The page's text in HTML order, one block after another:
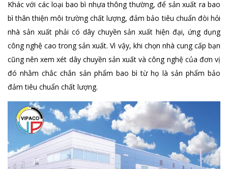
Khác với các loại bao bì nhựa thông thường, để sản xuất ra bao
bì thân thiện môi trường chất lượng, đảm bảo tiêu chuẩn đòi hỏi
nhà sản xuất phải có dây chuyền sản xuất hiện đại, ứng dụng
công nghệ cao trong sản xuất. Vì vậy, khi chọn nhà cung cấp bạn
cũng nên xem xét dây chuyền sản xuất và công nghệ của đơn vị
đó nhằm chắc chắn sản phẩm bao bì từ họ là sản phẩm bảo
đảm tiêu chuẩn chất lượng.